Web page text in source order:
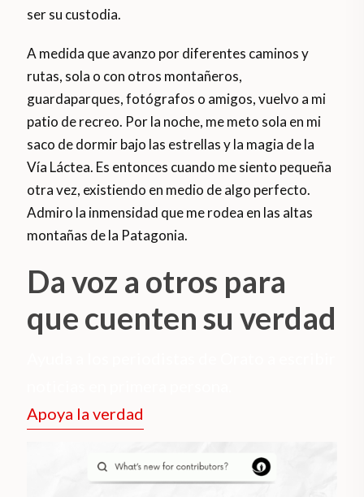
ser su custodia.
A medida que avanzo por diferentes caminos y
rutas, sola o con otros montañeros,
guardaparques, fotógrafos o amigos, vuelvo a mi
patio de recreo. Por la noche, me meto sola en mi
saco de dormir bajo las estrellas y la magia de la
Vía Láctea. Es entonces cuando me siento pequeña
otra vez, existiendo en medio de algo perfecto.
Admiro la inmensidad que me rodea en las altas
montañas de la Patagonia.
Da voz a otros para
que cuenten su verdad
Apoya la verdad